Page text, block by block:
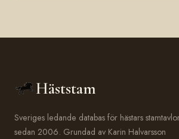
Häststam
Sveriges ledande databas för hästars
sedan 2006. Grundad av Karin Halvarsson